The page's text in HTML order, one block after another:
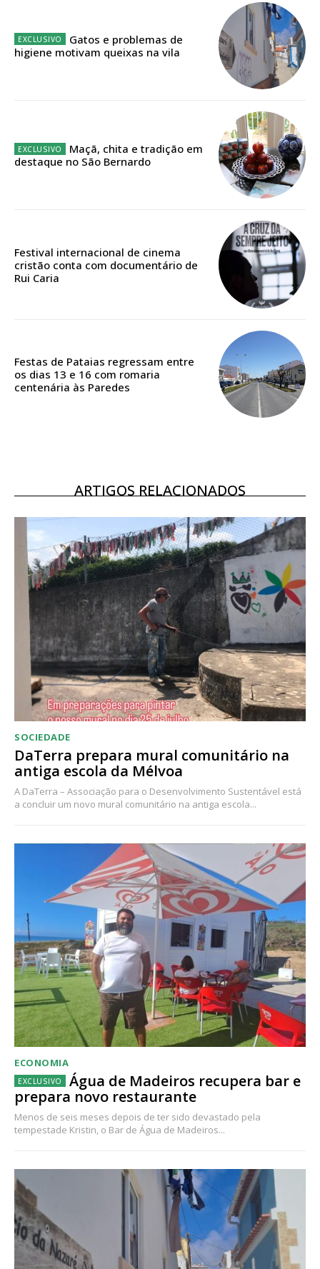
12 meses
Edição em papel entregue à Quinta-feira em sua
Acesso ao conteúdo online
Acesso aos conteúdos Exclusivos para
16€
Acesso aos conteúdos Exclusivos para
assinantes
Ofertas para assinatura anual
Escolha o plano
Gatos e problemas de
higiene motivam queixas na vila
Maçã, chita e tradição em
destaque no São Bernardo
Festival internacional de cinema
cristão conta com documentário de
Rui Caria
Festas de Pataias regressam entre
os dias 13 e 16 com romaria
centenária às Paredes
ARTIGOS RELACIONADOS
SOCIEDADE
DaTerra prepara mural comunitário na
antiga escola da Mélvoa
A DaTerra – Associação para o Desenvolvimento Sustentável está
a concluir um novo mural comunitário na antiga escola...
ECONOMIA
Água de Madeiros recupera bar e
prepara novo restaurante
Menos de seis meses depois de ter sido devastado pela
tempestade Kristin, o Bar de Água de Madeiros...